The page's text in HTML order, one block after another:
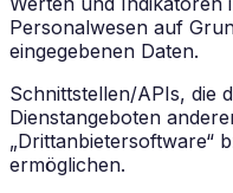
Personalwesen auf
eingegebenen Daten.
Schnittstellen/APIs, die
Dienstangeboten
„Drittanbietersoftware“
ermöglichen.